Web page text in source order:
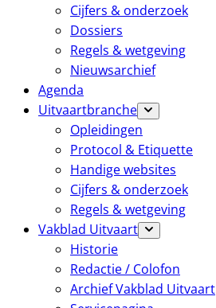
Cijfers & onderzoek
Dossiers
Regels & wetgeving
Nieuwsarchief
Agenda
Uitvaartbranche
Opleidingen
Protocol & Etiquette
Handige websites
Cijfers & onderzoek
Regels & wetgeving
Vakblad Uitvaart
Historie
Redactie / Colofon
Archief Vakblad Uitvaart